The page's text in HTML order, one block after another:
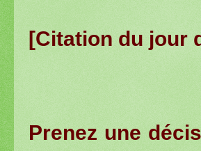
[Citation du jour
Prenez une